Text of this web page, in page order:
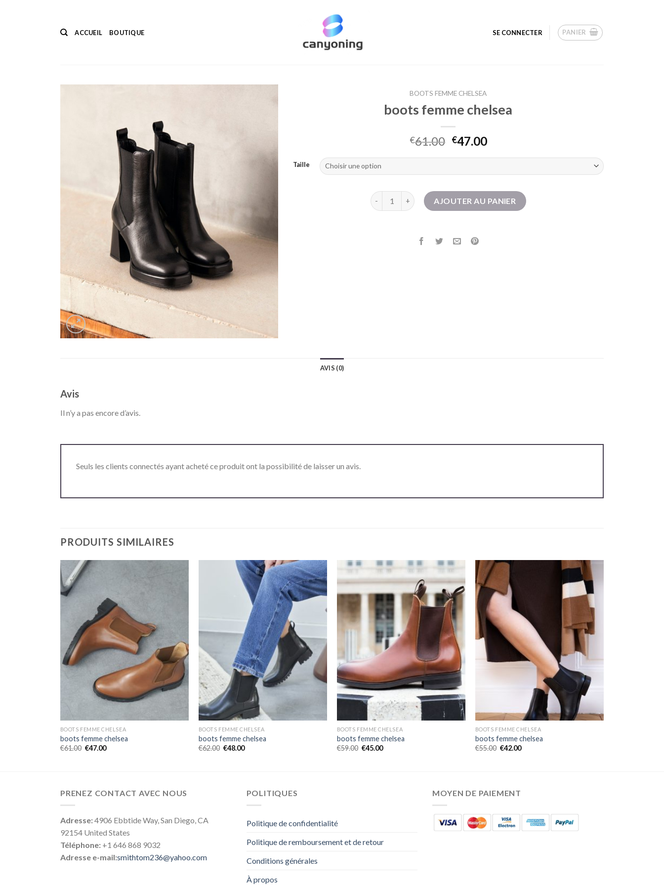
ACCUEIL BOUTIQUE SE CONNECTER PANIER
BOOTS FEMME CHELSEA
boots femme chelsea
€61.00 €47.00
Taille
quantité de boots femme chelsea
AJOUTER AU PANIER
AVIS (0)
Avis
Il n’y a pas encore d’avis.
Seuls les clients connectés ayant acheté ce produit ont la possibilité de laisser un avis.
PRODUITS SIMILAIRES
BOOTS FEMME CHELSEA
boots femme chelsea
€61.00 €47.00
BOOTS FEMME CHELSEA
boots femme chelsea
€62.00 €48.00
BOOTS FEMME CHELSEA
boots femme chelsea
€59.00 €45.00
BOOTS FEMME CHELSEA
boots femme chelsea
€55.00 €42.00
PRENEZ CONTACT AVEC NOUS
Adresse:4906 Ebbtide Way, San Diego, CA
92154 United States
Téléphone: +1 646 868 9032
Adresse e-mail:smithtom236@yahoo.com
POLITIQUES
Politique de confidentialité
Politique de remboursement et de retour
Conditions générales
À propos
MOYEN DE PAIEMENT